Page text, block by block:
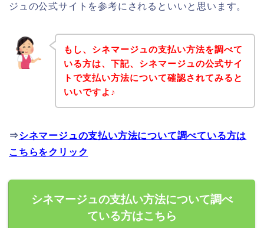
ジュの公式サイトを参考にされるといいと思います。
もし、シネマージュの支払い方法を調べて
いる方は、下記、シネマージュの公式サイ
トで支払い方法について確認されてみると
いいですよ♪
⇒シネマージュの支払い方法について調べている方は
こちらをクリック
シネマージュの支払い方法について調べ
ている方はこちら